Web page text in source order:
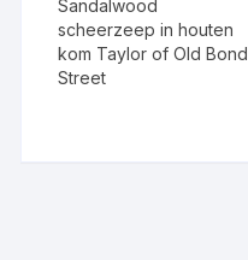
Sandalwood
scheerzeep in houten
kom Taylor of Old Bond
Street